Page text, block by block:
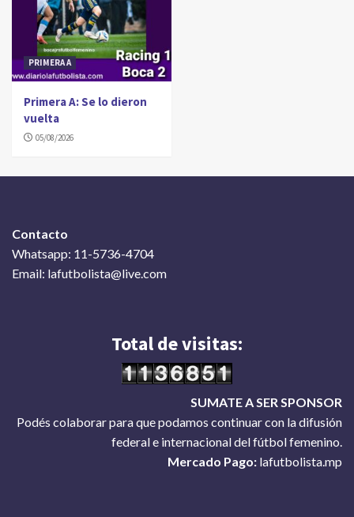
PRIMERA A
Primera A: Se lo dieron
vuelta
05/08/2026
Contacto
Whatsapp: 11-5736-4704
Email: lafutbolista@live.com
Total de visitas:
SUMATE A SER SPONSOR
Podés colaborar para que podamos continuar con la difusión
federal e internacional del fútbol femenino.
Mercado Pago: lafutbolista.mp